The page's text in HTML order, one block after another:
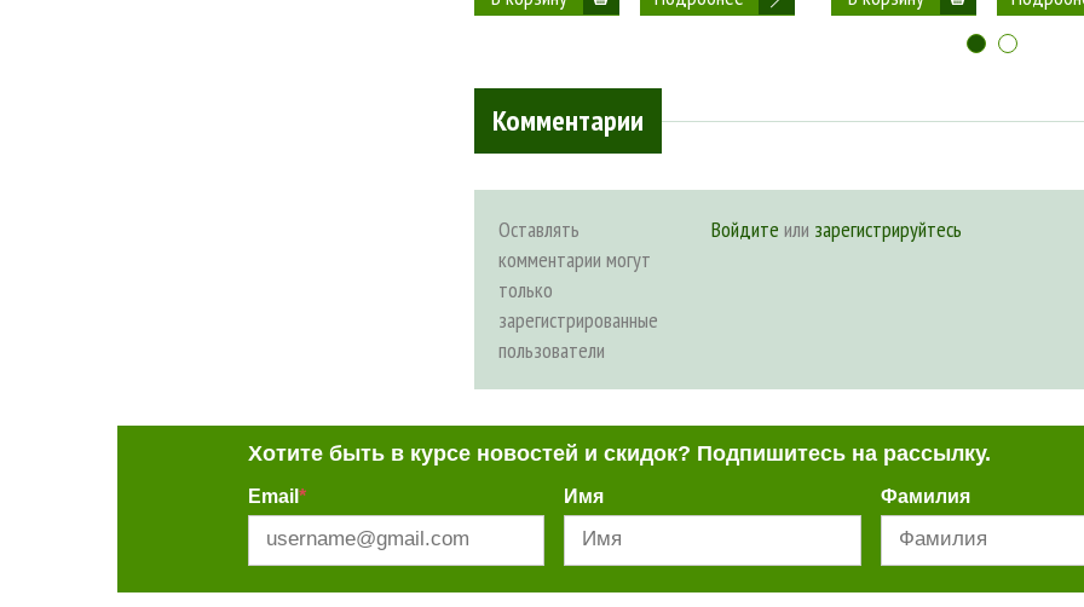
Комментарии
Оставлять
комментарии могут
только
зарегистрированные
пользователи
Войдите или зарегистрируйтесь
Хотите быть в курсе новостей и скидок? Подпишитесь на рассылку.
Email * Имя Фамилия